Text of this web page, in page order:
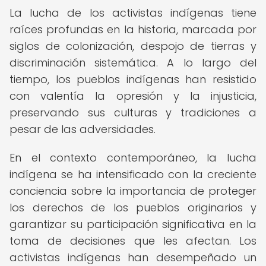
La lucha de los activistas indígenas tiene
raíces profundas en la historia, marcada por
siglos de colonización, despojo de tierras y
discriminación sistemática. A lo largo del
tiempo, los pueblos indígenas han resistido
con valentía la opresión y la injusticia,
preservando sus culturas y tradiciones a
pesar de las adversidades.
En el contexto contemporáneo, la lucha
indígena se ha intensificado con la creciente
conciencia sobre la importancia de proteger
los derechos de los pueblos originarios y
garantizar su participación significativa en la
toma de decisiones que les afectan. Los
activistas indígenas han desempeñado un